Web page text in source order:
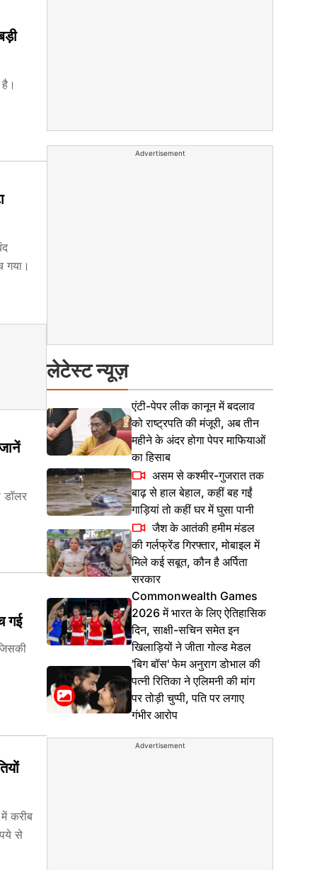
डॉलर
गई
करीब
से
Advertisement
लेटेस्ट न्यूज़
एंटी-पेपर लीक कानून में बदलाव
को राष्ट्रपति की मंजूरी, अब तीन
महीने के अंदर होगा पेपर माफियाओं
का हिसाब
असम से कश्मीर-गुजरात तक
बाढ़ से हाल बेहाल, कहीं बह गईं
गाड़ियां तो कहीं घर में घुसा पानी
जैश के आतंकी हमीम मंडल
की गर्लफ्रेंड गिरफ्तार, मोबाइल में
मिले कई सबूत, कौन है अर्पिता
सरकार
Commonwealth Games
2026 में भारत के लिए ऐतिहासिक
दिन, साक्षी-सचिन समेत इन
खिलाड़ियों ने जीता गोल्ड मेडल
'बिग बॉस' फेम अनुराग डोभाल की
पत्नी रितिका ने एलिमनी की मांग
पर तोड़ी चुप्पी, पति पर लगाए
गंभीर आरोप
Advertisement